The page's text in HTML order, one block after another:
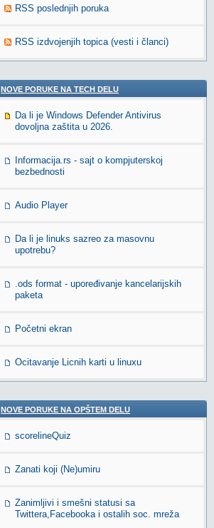
RSS poslednjih poruka
RSS izdvojenjih topica (vesti i članci)
NOVE PORUKE NA TECH DELU
Da li je Windows Defender Antivirus
dovoljna zaštita u 2026.
Informacija.rs - sajt o kompjuterskoj
bezbednosti
Audio Player
Da li je linuks sazreo za masovnu
upotrebu?
.ods format - upoređivanje kancelarijskih
paketa
Početni ekran
Ocitavanje Licnih karti u linuxu
NOVE PORUKE NA OPŠTEM DELU
scorelineQuiz
Zanati koji (Ne)umiru
Zanimljivi i smešni statusi sa
Twittera,Facebooka i ostalih soc. mreža